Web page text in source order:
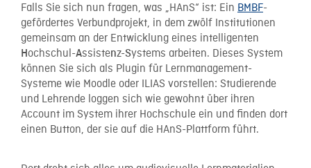
Falls Sie sich nun fragen, was „HAnS“ ist: Ein BMBF-
gefördertes Verbundprojekt, in dem zwölf Institutionen
gemeinsam an der Entwicklung eines intelligenten
H ochschul-Assistenz-Systems arbeiten. Dieses System
können Sie sich als Plugin für Lernmanagement-
Systeme wie Moodle oder ILIAS vorstellen: Studierende
und Lehrende loggen sich wie gewohnt über ihren
Account im System ihrer Hochschule ein und finden dort
einen Button, der sie auf die HAnS-Plattform führt.